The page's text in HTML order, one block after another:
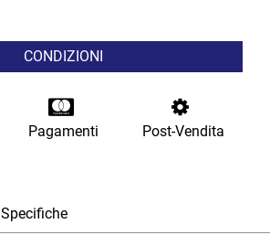
CONDIZIONI
Pagamenti Post-Vendita
Specifiche